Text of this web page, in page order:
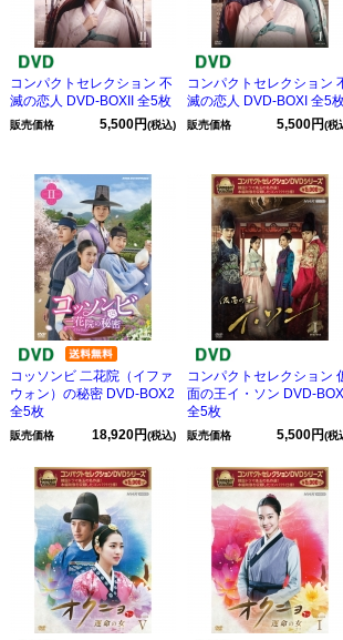
コンパクトセレクション 不
滅の恋人 DVD-BOXII 全5枚
販売価格 5,500円(税込)
コンパクトセレクション
滅の恋人 DVD-BOXI 全5
販売価格 5,500円(税
コッソンビ 二花院（イファ
ウォン）の秘密 DVD-BOX2
全5枚
販売価格 18,920円(税込)
コンパクトセレクション
面の王イ・ソン DVD-
全5枚
販売価格 5,500円(税